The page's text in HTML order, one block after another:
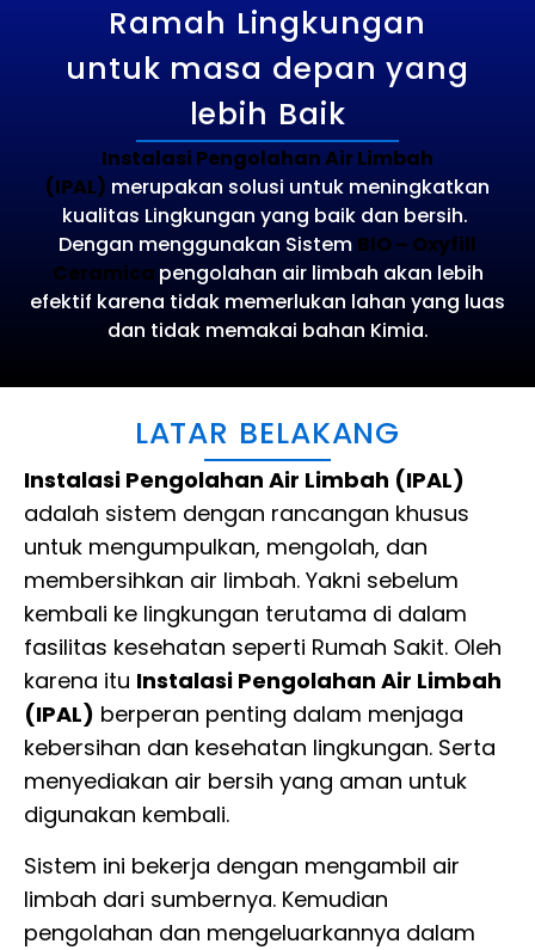
Ramah Lingkungan
untuk masa depan yang
lebih Baik
Instalasi Pengolahan Air Limbah
(IPAL) merupakan solusi untuk meningkatkan
kualitas Lingkungan yang baik dan bersih.
Dengan menggunakan Sistem BIO – Oxyfill
Ceramica pengolahan air limbah akan lebih
efektif karena tidak memerlukan lahan yang luas
dan tidak memakai bahan Kimia.
LATAR BELAKANG
Instalasi Pengolahan Air Limbah (IPAL)
adalah sistem dengan rancangan khusus
untuk mengumpulkan, mengolah, dan
membersihkan air limbah. Yakni sebelum
kembali ke lingkungan terutama di dalam
fasilitas kesehatan seperti Rumah Sakit. Oleh
karena itu Instalasi Pengolahan Air Limbah
(IPAL) berperan penting dalam menjaga
kebersihan dan kesehatan lingkungan. Serta
menyediakan air bersih yang aman untuk
digunakan kembali.
Sistem ini bekerja dengan mengambil air
limbah dari sumbernya. Kemudian
pengolahan dan mengeluarkannya dalam